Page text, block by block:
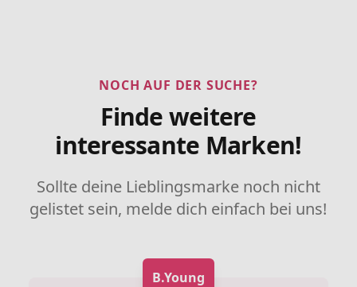
NOCH AUF DER SUCHE?
Finde weitere
interessante Marken!
Sollte deine Lieblingsmarke noch nicht
gelistet sein, melde dich einfach bei uns!
B.Young